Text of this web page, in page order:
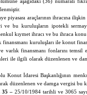
aşağıdaki (36) numaralı
piyasası araçlarının ihracına
ve bu kuruluşların ipotekli
kıymet ihracı ve bu ihraca
finansmanı kuruluşları ile konut
varlık finansmanı fonlarını
ile ilgili olarak düzenlenen ve
Konut İdaresi Başkanlığının
düzenlenen ve damga vergisi bu
35 – 25/10/1984 tarihli ve 3065